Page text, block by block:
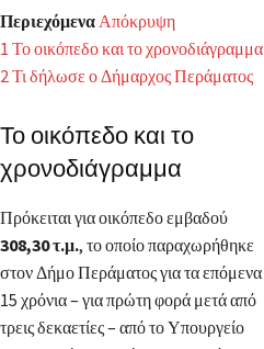
ΠεριεχόμεναΑπόκρυψη
1 Το οικόπεδο και το χρονοδιάγραμμα
2Τι δήλωσε ο Δήμαρχος Περάματος
Το οικόπεδο και το
χρονοδιάγραμμα
Πρόκειται για οικόπεδο εμβαδού
308,30 τ.μ., το οποίο παραχωρήθηκε
στον Δήμο Περάματος για τα επόμενα
15 χρόνια – για πρώτη φορά μετά από
τρεις δεκαετίες – από το Υπουργείο